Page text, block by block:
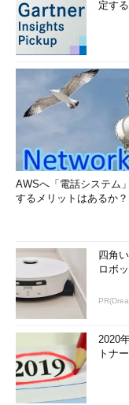
定す
AWSへ「電話システム
するメリットはあるか
四角
ロボ
2020
トナ